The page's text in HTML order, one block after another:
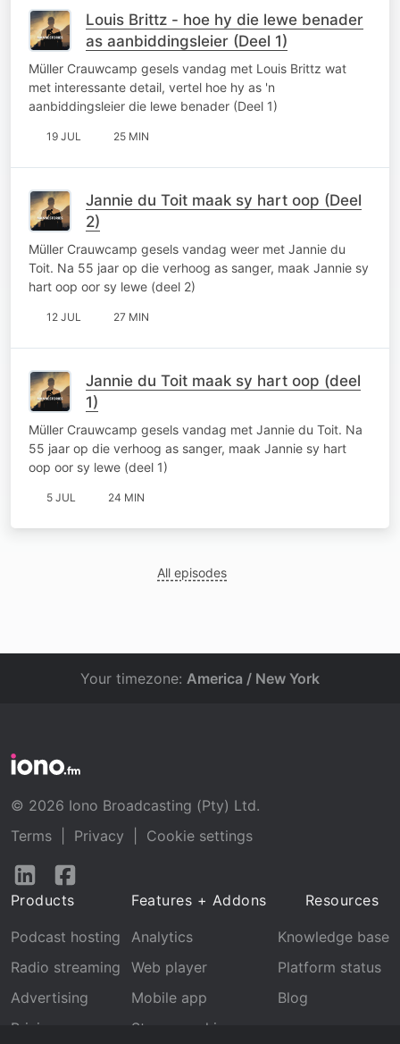
Louis Brittz - hoe hy die lewe benader
as aanbiddingsleier (Deel 1)
Müller Crauwcamp gesels vandag met Louis Brittz wat
met interessante detail, vertel hoe hy as 'n
aanbiddingsleier die lewe benader (Deel 1)
19 JUL 25 MIN
Jannie du Toit maak sy hart oop (Deel
2)
Müller Crauwcamp gesels vandag weer met Jannie du
Toit. Na 55 jaar op die verhoog as sanger, maak Jannie sy
hart oop oor sy lewe (deel 2)
12 JUL 27 MIN
Jannie du Toit maak sy hart oop (deel
1)
Müller Crauwcamp gesels vandag met Jannie du Toit. Na
55 jaar op die verhoog as sanger, maak Jannie sy hart
oop oor sy lewe (deel 1)
5 JUL 24 MIN
All episodes
Your timezone: America / New York
© 2026 Iono Broadcasting (Pty) Ltd.
Terms
Privacy
Cookie settings
Follow
LinkedInFacebook
Products
Podcast hosting
Radio streaming
Advertising
Pricing
Features + Addons
Analytics
Web player
Mobile app
Stream archive
Resources
Knowledge base
Platform status
Blog